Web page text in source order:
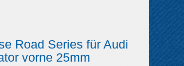
Road Series für Audi
vorne 25mm